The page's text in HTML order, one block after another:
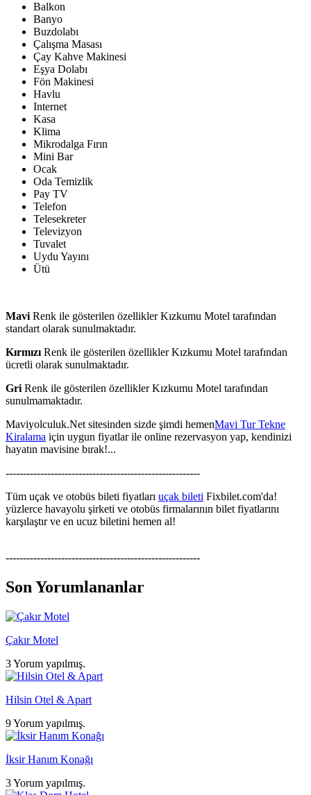
Balkon
Banyo
Buzdolabı
Çalışma Masası
Çay Kahve Makinesi
Eşya Dolabı
Fön Makinesi
Havlu
Internet
Kasa
Klima
Mikrodalga Fırın
Mini Bar
Ocak
Oda Temizlik
Pay TV
Telefon
Telesekreter
Televizyon
Tuvalet
Uydu Yayını
Ütü
Mavi Renk ile gösterilen özellikler Kızkumu Motel tarafından
standart olarak sunulmaktadır.
Kırmızı Renk ile gösterilen özellikler Kızkumu Motel tarafından
ücretli olarak sunulmaktadır.
Gri Renk ile gösterilen özellikler Kızkumu Motel tarafından
sunulmamaktadır.
Maviyolculuk.Net sitesinden sizde şimdi hemenMavi Tur Tekne
Kiralama için uygun fiyatlar ile online rezervasyon yap, kendinizi
hayatın mavisine bırak!...
--------------------------------------------------------
Tüm uçak ve otobüs bileti fiyatları uçak bileti Fixbilet.com'da!
yüzlerce havayolu şirketi ve otobüs firmalarının bilet fiyatlarını
karşılaştır ve en ucuz biletini hemen al!
--------------------------------------------------------
Son Yorumlananlar
Çakır Motel
3 Yorum yapılmış.
Hilsin Otel & Apart
9 Yorum yapılmış.
İksir Hanım Konağı
3 Yorum yapılmış.